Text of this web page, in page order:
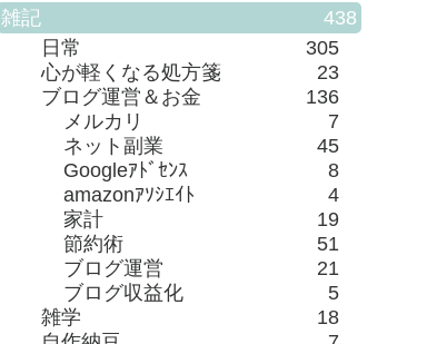
雑記
438
日常
305
心が軽くなる処方箋
23
ブログ運営＆お金
136
メルカリ
7
ネット副業
45
Googleｱﾄﾞｾﾝｽ
8
amazonｱｿｼｴｲﾄ
4
家計
19
節約術
51
ブログ運営
21
ブログ収益化
5
雑学
18